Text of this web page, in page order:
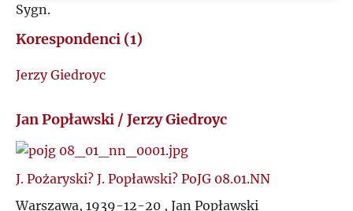
Sygn.
Korespondenci (1)
Jerzy Giedroyc
Jan Popławski / Jerzy Giedroyc
J. Pożaryski? J. Popławski? PoJG 08.01.NN
Warszawa, 1939-12-20 , Jan Popławski